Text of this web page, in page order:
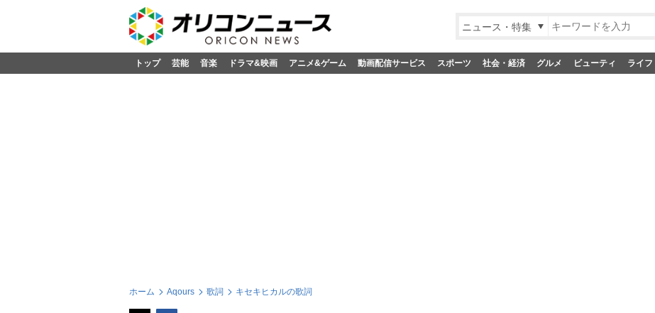
ニュース・特集
トップ 芸能 音楽 ドラマ&映画 アニメ&ゲーム 動画配信サービス スポーツ 社会・経済 グルメ ビューティ ライフ
ホーム Aqours 歌詞 キセキヒカルの歌詞